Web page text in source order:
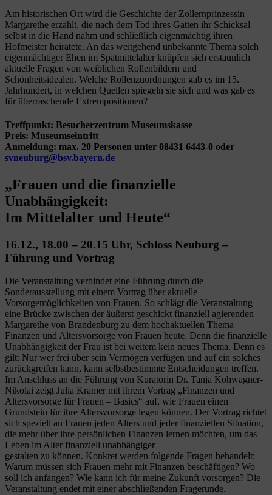
Am historischen Ort wird die Geschichte der Zollernprinzessin
Margarethe erzählt, die nach dem Tod ihres Gatten ihr Schicksal
selbst in die Hand nahm und schließlich eigenmächtig ihren
Hofmeister heiratete. An das weitgehend unbekannte Thema solch
eigenmächtiger Ehen im Spätmittelalter knüpfen sich erstaunlich
aktuelle Fragen von weiblichen Rollenbildern und
Schönheitsidealen. Welche Rollenzuordnungen gab es im 15.
Jahrhundert, in welchen Quellen spiegeln sie sich und was gab es
für überraschende Extrempositionen?
Treffpunkt: Besucherzentrum Museumskasse
Preis: Museumseintritt
Anmeldung: max. 20 Personen unter 08431 6443-0 oder
svneuburg@bsv.bayern.de
„Frauen und die finanzielle
Unabhängigkeit:
Im Mittelalter und Heute“
16.12., 18.00 – 20.15 Uhr, Schloss Neuburg –
Führung und Vortrag
Die Veranstaltung verbindet eine Führung durch die
Sonderausstellung mit einem Vortrag über aktuelle
Vorsorgemöglichkeiten von Frauen. So schlägt die Veranstaltung
eine Brücke zwischen der äußerst geschickt finanziell agierenden
Margarethe von Brandenburg zu dem hochaktuellen Thema
Finanzen und Altersvorsorge von Frauen heute. Denn die finanzielle
Unabhängigkeit der Frau ist bei weitem kein neues Thema. Denn es
gilt: Nur wer frei über sein Vermögen verfügen und auf ein solches
zurückgreifen kann, kann selbstbestimmte Entscheidungen treffen.
Im Anschluss an die Führung von Kuratorin Dr. Tanja Kohwagner-
Nikolai zeigt Julia Kramer mit ihrem Vortrag „Finanzen und
Altersvorsorge für Frauen – Basics“ auf, wie Frauen einen
Grundstein für ihre Altersvorsorge legen können. Der Vortrag richtet
sich speziell an Frauen jeden Alters und jeder finanziellen Situation,
die mehr über ihre persönlichen Finanzen lernen möchten, um das
Leben im Alter finanziell unabhängiger
gestalten zu können. Konkret werden folgende Fragen behandelt:
Warum müssen sich Frauen mehr mit Finanzen beschäftigen? Wo
soll ich anfangen? Wie kann ich für meine Zukunft vorsorgen? Die
Veranstaltung endet mit einer abschließenden Fragerunde.